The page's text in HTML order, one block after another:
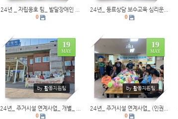
24년 _ 자립옹호 팀_ 발달장애인 ...
0
24년_ 동료상담 보수교육 심리운...
0
19
MAY
by 활동지원팀
0
24년_ 주거시설 연계사업_ 개별_ ...
0
19
MAY
by 활동지원팀
0
24년_ 주거시설 연계사업_ (인권...
0